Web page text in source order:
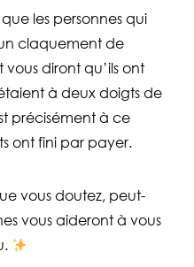
les personnes qui
un claquement de
diront qu’ils ont
à deux doigts de
précisément à ce
ont fini par payer.
vous doutez, peut-
vous aideront à vous